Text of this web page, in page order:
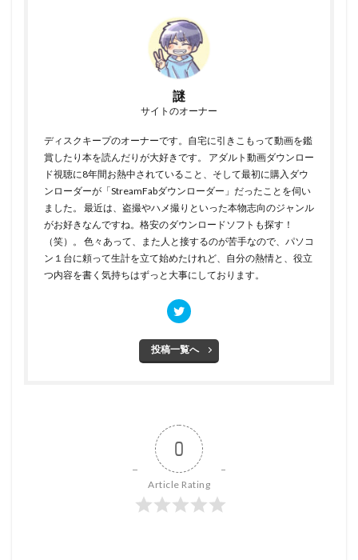
謎
サイトのオーナー
ディスクキープのオーナーです。自宅に引きこもって動画を鑑
賞したり本を読んだりが大好きです。 アダルト動画ダウンロー
ド視聴に8年間お熱中されていること、そして最初に購入ダウ
ンローダーが「StreamFabダウンローダー」だったことを伺い
ました。 最近は、盗撮やハメ撮りといった本物志向のジャンル
がお好きなんですね。格安のダウンロードソフトも探す！
（笑）。 色々あって、また人と接するのが苦手なので、パソコ
ン１台に頼って生計を立て始めたけれど、自分の熱情と、役立
つ内容を書く気持ちはずっと大事にしております。
投稿一覧へ
0
Article Rating